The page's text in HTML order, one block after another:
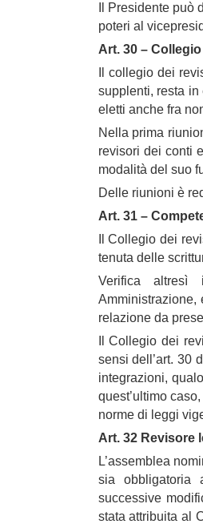
Il Presidente può
poteri al
Art. 30 –
Il collegio dei
supplenti, resta
eletti anche fra
Nella prima
revisori dei conti
modalità del suo
Delle riunioni è
Art. 31 –
Il Collegio dei
tenuta delle
Verifica altresì
relazione da
Il Collegio dei
sensi dell’art. 30
integrazioni,
quest’ultimo
norme di leggi
Art. 32 Revisore
L’assemblea
sia obbligatoria
successive
stata attribuita al